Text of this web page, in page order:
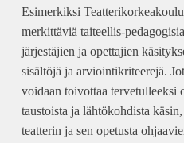
Esimerkiksi
merkittäviä taiteellis-
järjestäjien ja opettajien
sisältöjä ja arviointikriteerejä.
voidaan toivottaa tervetulleeksi
taustoista ja lähtökohdista
teatterin ja sen opetusta